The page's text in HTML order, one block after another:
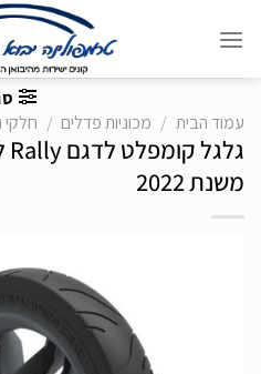
עמוד הבית
/ מכוניות פדלים / חלקי
משנת 2022